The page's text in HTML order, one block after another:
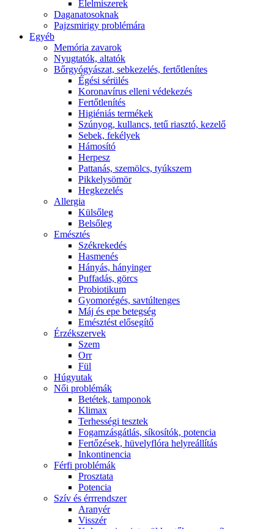
É́lelmiszerek
Daganatosoknak
Pajzsmirigy problémára
Egyéb
Memória zavarok
Nyugtatók, altatók
Bőrgyógyászat, sebkezelés, fertőtlenítes
É́gési sérülés
Koronavírus elleni védekezés
Fertőtlenítés
Higiéniás termékek
Szúnyog, kullancs, tetű riasztó, kezelő
Sebek, fekélyek
Hámosító
Herpesz
Pattanás, szemölcs, tyúkszem
Pikkelysömör
Hegkezelés
Allergia
Külsőleg
Belsőleg
Emésztés
Székrekedés
Hasmenés
Hányás, hányinger
Puffadás, görcs
Probiotikum
Gyomorégés, savtúltenges
Máj és epe betegség
Emésztést elősegítő
Érzékszervek
Szem
Orr
Fül
Húgyutak
Női problémák
Betétek, tamponok
Klimax
Terhességi tesztek
Fogamzásgátlás, síkosítók, potencia
Fertőzések, hüvelyflóra helyreállítás
Inkontinencia
Férfi problémák
Prosztata
Potencia
Szív és érrrendszer
Aranyér
Visszér